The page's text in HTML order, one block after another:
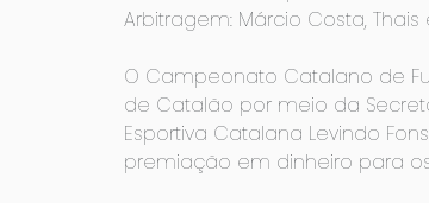
Arbitragem: Márcio Costa, Thais
O Campeonato Catalano de
de Catalão por meio da
Esportiva Catalana Levindo
premiação em dinheiro para